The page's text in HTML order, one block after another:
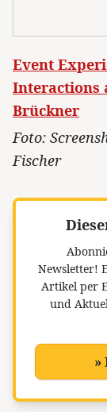
Event
Interactions
Brückner
Foto:
Fischer
Newsletter!
Artikel per
und
»